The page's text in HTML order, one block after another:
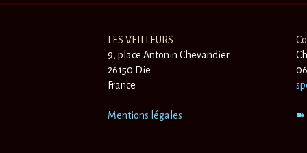
LES VEILLEURS
9, place Antonin Chevandier
26150 Die
France
Mentions légales ➽